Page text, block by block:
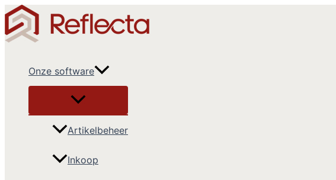
Ga
naar
de
Onze software
Artikelbeheer
Inkoop